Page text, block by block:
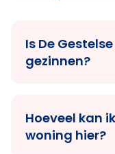
Is De
gezinnen?
Hoeveel kan
woning hier?